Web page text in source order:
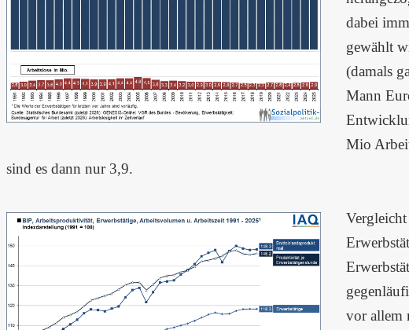
dabei
gewählt
(damals
Mann
Mio
sind es dann nur 3,9.
vor allem